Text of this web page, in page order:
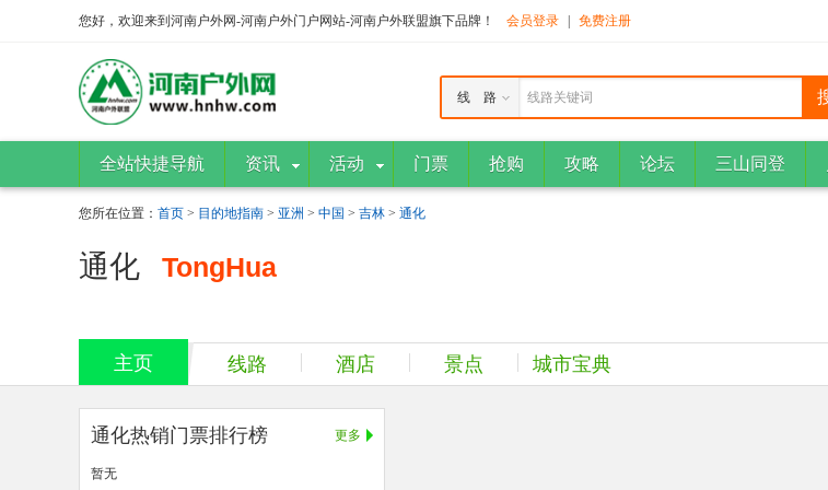
您好，欢迎来到河南户外网-河南户外门户网站-河南户外联盟旗下品牌！ 会员登录 免费注册
线路关键词
线 路
全站快捷导航 资讯 活动 门票 抢购 攻略 论坛 三山同登
您所在位置： 首页 > 目的地指南 > 亚洲 > 中国 > 吉林 > 通化
通化 TongHua
主页 线路 酒店 景点 城市宝典
更多
通化热销门票排行榜
暂无